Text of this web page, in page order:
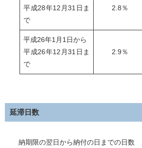
平成28年12月31日ま
で
2.8％
平成26年1月1日から
平成26年12月31日ま
で
2.9％
延滞日数
納期限の翌日から納付の日までの日数